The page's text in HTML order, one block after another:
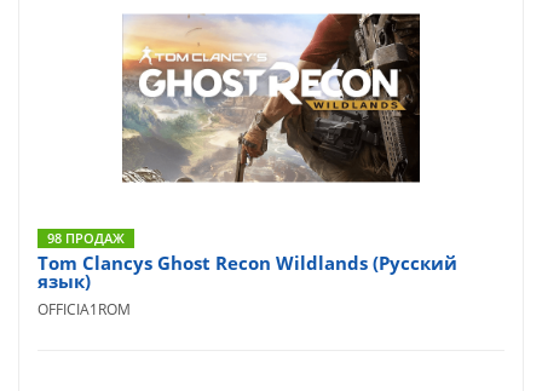
98 ПРОДАЖ
Tom Clancys Ghost Recon Wildlands (Русский
язык)
OFFICIA1ROM